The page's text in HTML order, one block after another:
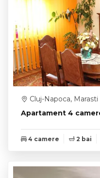
Apartament 4
Cluj-Napoca, Marasti
4 camere 2 bai